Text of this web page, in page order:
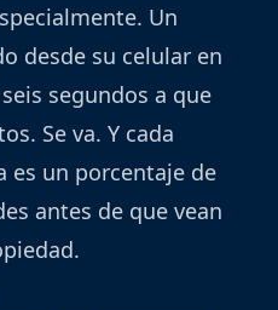
Un
desde su celular en
segundos a que
Se va. Y cada
es un porcentaje de
antes de que vean